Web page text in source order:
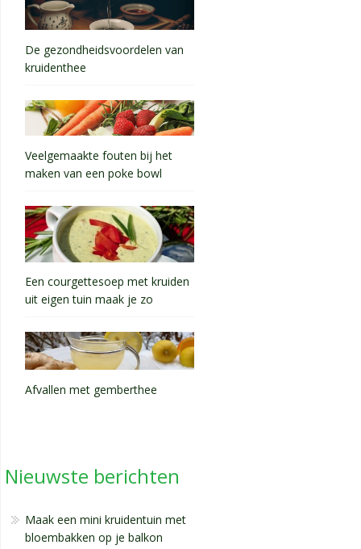
De gezondheidsvoordelen van
kruidenthee
Veelgemaakte fouten bij het
maken van een poke bowl
Een courgettesoep met kruiden
uit eigen tuin maak je zo
Afvallen met gemberthee
Nieuwste berichten
Maak een mini kruidentuin met
bloembakken op je balkon